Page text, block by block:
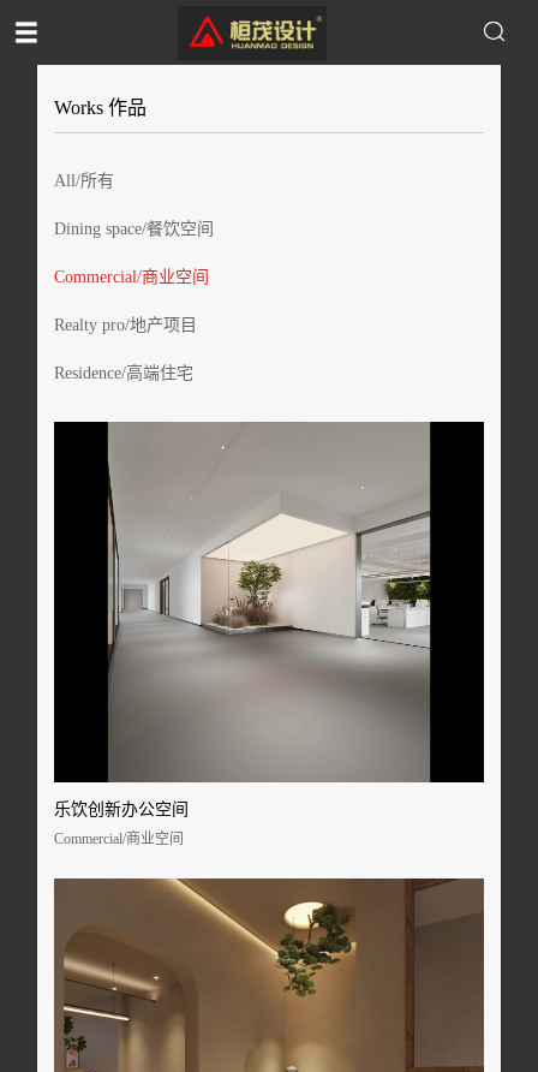
Works 作品
All/所有
Dining space/餐饮空间
Commercial/商业空间
Realty pro/地产项目
Residence/高端住宅
乐饮创新办公空间
Commercial/商业空间